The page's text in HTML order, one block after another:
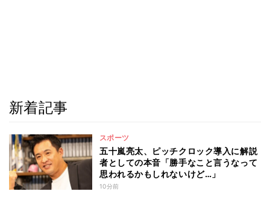
新着記事
スポーツ
五十嵐亮太、ピッチクロック導入に解説
者としての本音「勝手なこと言うなって
思われるかもしれないけど…」
10分前